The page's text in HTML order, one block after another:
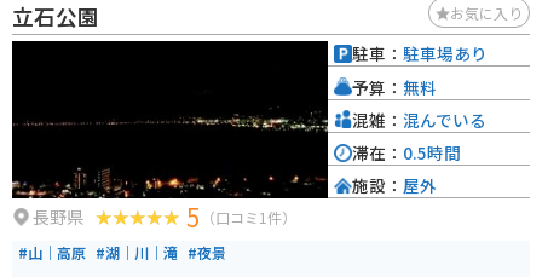
延ばせば、南アルプスを源流とする清流、遠山川での渓流釣りや、豊かな自
然の中でのハイキングなども楽しめます。周辺には温泉地も多く、旅の疲れ
立石公園 お気に入り
長野県 5 （口コミ1件）
#山｜高原 #湖｜川｜滝 #夜景
駐車： 駐車場あり
予算： 無料
混雑： 混んでいる
滞在： 0.5時間
施設： 屋外